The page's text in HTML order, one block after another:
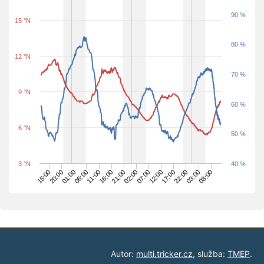
20:00 16:00 12:00 08:00
15:00 01:0006:0011:00 21:0002:0007:00 17:0022:0003:00
3 °N
6 °N
9 °N
12 °N
15 °N
40 %
50 %
60 %
70 %
80 %
90 %
Autor: multi.tricker.cz, služba: TMEP.